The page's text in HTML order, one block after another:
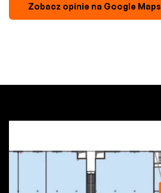
Zobacz opinie na Google Maps